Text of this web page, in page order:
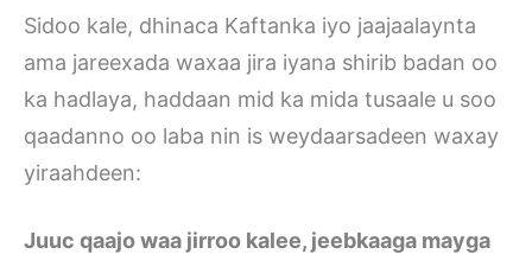
Sidoo kale, dhinaca Kaftanka iyo jaajaalaynta
ama jareexada waxaa jira iyana shirib badan oo
ka hadlaya, haddaan mid ka mida tusaale u soo
qaadanno oo laba nin is weydaarsadeen waxay
yiraahdeen:
Juuc qaajo waa jirroo kalee, jeebkaaga mayga